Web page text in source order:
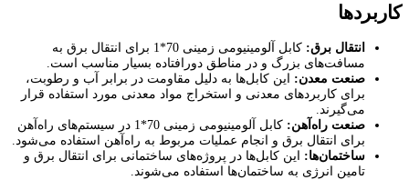
کاربردها
انتقال برق:
کابل آلومینیومی زمینی 70*1 برای انتقال برق به
مسافت‌های بزرگ و در مناطق دورافتاده بسیار مناسب است.
صنعت معدن: این کابل‌ها به دلیل مقاومت در برابر آب و رطوبت،
برای کاربردهای معدنی و استخراج مواد معدنی مورد استفاده قرار
می‌گیرند.
صنعت راه‌آهن:
کابل آلومینیومی زمینی 70*1 در سیستم‌های راه‌آهن
برای انتقال برق و انجام عملیات مربوط به راه‌آهن استفاده می‌شود.
ساختمان‌ها: این کابل‌ها در پروژه‌های ساختمانی برای انتقال برق و
تامین انرژی به ساختمان‌ها استفاده می‌شوند.